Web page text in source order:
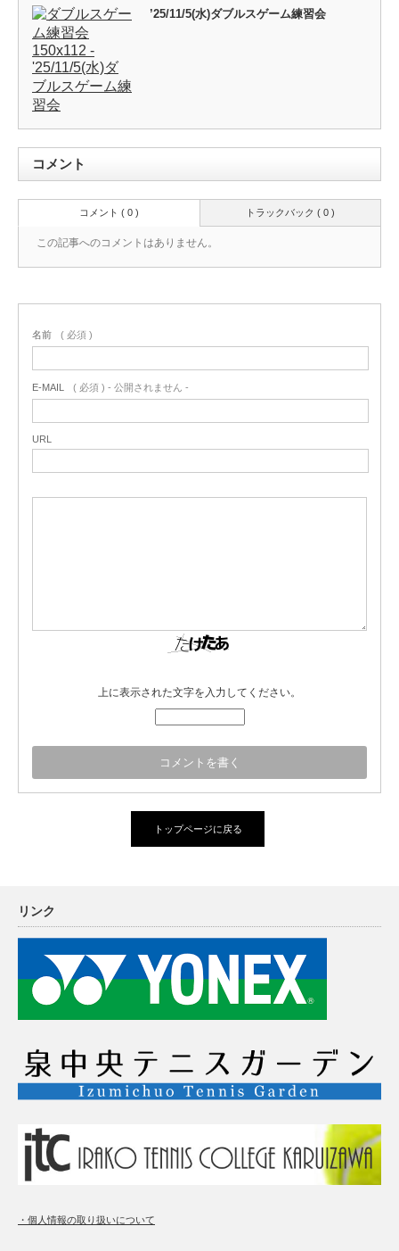
’25/11/5(水)ダブルスゲーム練習会
コメント
トラックバック ( 0 )
コメント ( 0 )
この記事へのコメントはありません。
名前 ( 必須 )
E-MAIL ( 必須 ) - 公開されません -
URL
上に表示された文字を入力してください。
トップページに戻る
リンク
・個人情報の取り扱いについて